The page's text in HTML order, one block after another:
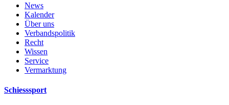
News
Kalender
Über uns
Verbandspolitik
Recht
Wissen
Service
Vermarktung
Schiesssport